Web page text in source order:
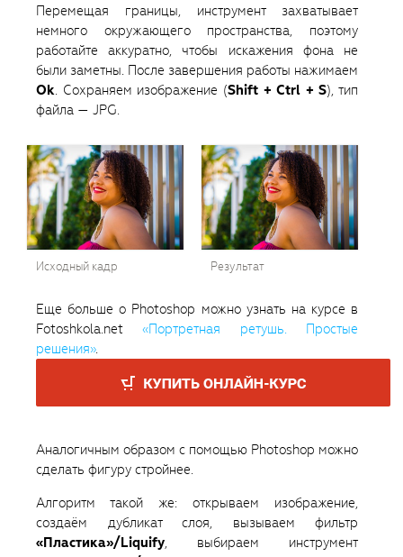
Перемещая границы, инструмент захватывает
немного окружающего пространства, поэтому
работайте аккуратно, чтобы искажения фона не
были заметны. После завершения работы нажимаем
Ok. Сохраняем изображение (Shift + Ctrl + S), тип
файла — JPG.
Исходный кадр Результат
Еще больше о Photoshop можно узнать на курсе в
Fotoshkola.net«Портретная ретушь. Простые
решения».
Аналогичным образом c помощью Photoshop можно
сделать фигуру стройнее.
Алгоритм такой же: открываем изображение,
создаём дубликат слоя, вызываем фильтр
«Пластика»/Liquify, выбираем инструмент